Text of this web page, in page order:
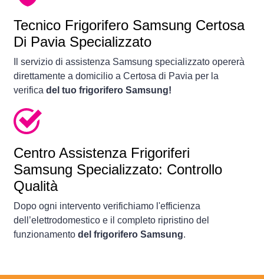
Tecnico Frigorifero Samsung Certosa
Di Pavia Specializzato
Il servizio di assistenza Samsung specializzato opererà
direttamente a domicilio a Certosa di Pavia per la
verifica del tuo frigorifero Samsung!
Centro Assistenza Frigoriferi
Samsung Specializzato: Controllo
Qualità
Dopo ogni intervento verifichiamo l'efficienza
dell’elettrodomestico e il completo ripristino del
funzionamento del frigorifero Samsung.